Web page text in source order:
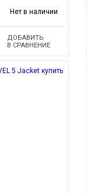
Нет в наличии
ДОБАВИТЬ
В СРАВНЕНИЕ